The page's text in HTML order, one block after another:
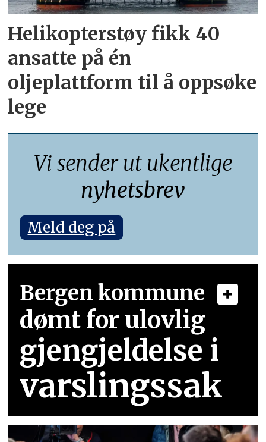
Helikopterstøy fikk 40
ansatte på én
oljeplattform til å oppsøke
lege
Vi sender ut ukentlige
nyhetsbrev
Meld deg på
Bergen kommune
dømt for ulovlig
gjengjeldelse i
varslingssak